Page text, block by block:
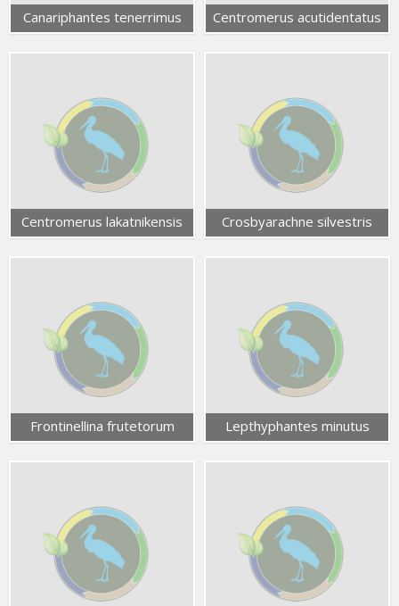
Canariphantes tenerrimus Centromerus acutidentatus
Centromerus lakatnikensis Crosbyarachne silvestris
Frontinellina frutetorum Lepthyphantes minutus